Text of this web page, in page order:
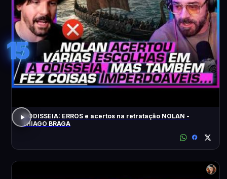
15
A ODISSEIA: ERROS e acertos na retratação NOLAN -
THIAGO BRAGA